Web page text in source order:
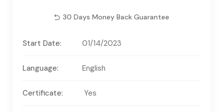
30 Days Money Back Guarantee
Start Date: 01/14/2023
Language: English
Certificate: Yes